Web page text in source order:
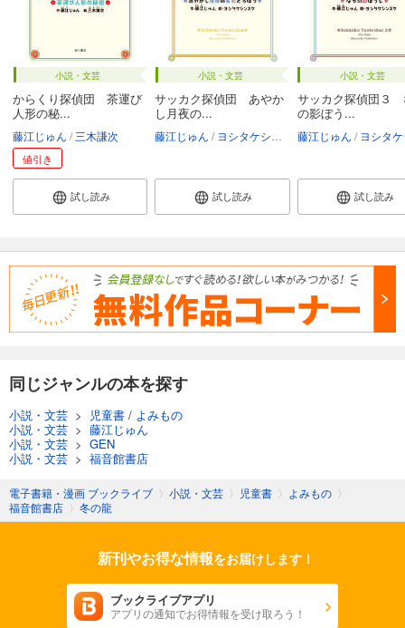
小説・文芸
からくり探偵団 茶運び
人形の秘...
藤江じゅん 三木謙次
値引き
試し読み
小説・文芸
サッカク探偵団 あやか
し月夜の...
藤江じゅん ヨシタケシンスケ
試し読み
小説・文芸
サッカク探偵団３
の影ぼう...
藤江じゅん ヨシタケシン
試し読み
同じジャンルの本を探す
小説・文芸 > 児童書 / よみもの
小説・文芸 > 藤江じゅん
小説・文芸 > GEN
小説・文芸 > 福音館書店
電子書籍・漫画 ブックライブ 〉 小説・文芸 〉 児童書 〉 よみもの 〉
福音館書店 〉 冬の龍
新刊やお得な情報をお届けします！
ブックライブアプリ
アプリの通知でお得情報を受け取ろう！